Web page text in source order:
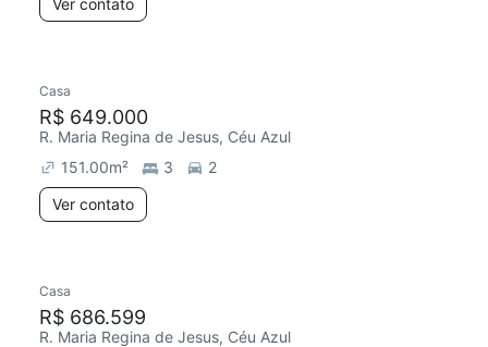
Ver contato
Casa
R$ 649.000
R. Maria Regina de Jesus, Céu Azul
151.00m² 3
2
Ver contato
Casa
R$ 686.599
R. Maria Regina de Jesus, Céu Azul